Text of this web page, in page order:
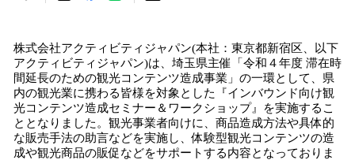
！
数
を
読
み
込
み
株式会社アクティビティジャパン(本社：東京都新宿区、以下
アクティビティジャパン)は、埼玉県主催「令和４年度 滞在時
間延長のための観光コンテンツ造成事業」の一環として、県
内の観光業に携わる皆様を対象とした『インバウンド向け観
光コンテンツ造成セミナー＆ワークショップ』を実施するこ
ととなりました。観光事業者向けに、商品造成方法や具体的
な販売手法の助言などを実施し、体験型観光コンテンツの造
成や観光商品の販促などをサポートする内容となっておりま